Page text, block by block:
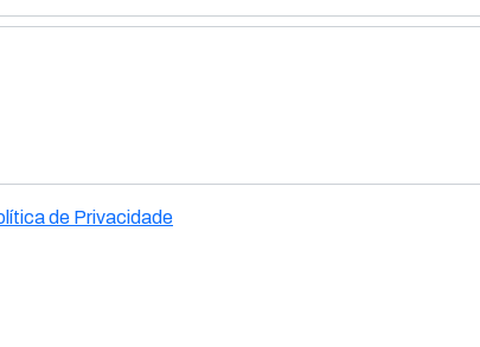
de Privacidade